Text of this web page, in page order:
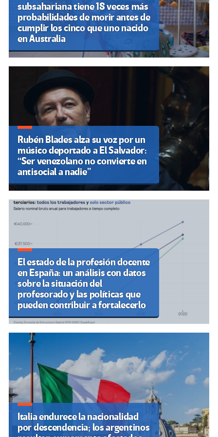
subsahariana tiene 18 veces más
probabilidades de morir antes de
cumplir los cinco que uno nacido
en Australia
Rubén Blades alza su voz por un
músico deportado a El Salvador:
“Ser venezolano no convierte en
antisocial a nadie”
El estado de la profesión docente
en España: un análisis con datos
sobre la situación del
profesorado y las políticas que
pueden contribuir a fortalecerlo
Italia endurece la nacionalidad
por descendencia; los argentinos